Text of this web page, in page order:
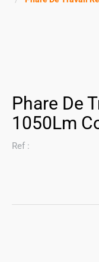
Phare De
1050Lm
Ref :